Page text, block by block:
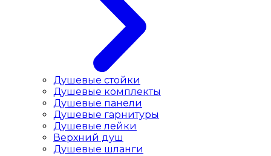
Душевые стойки
Душевые комплекты
Душевые панели
Душевые гарнитуры
Душевые лейки
Верхний душ
Душевые шланги